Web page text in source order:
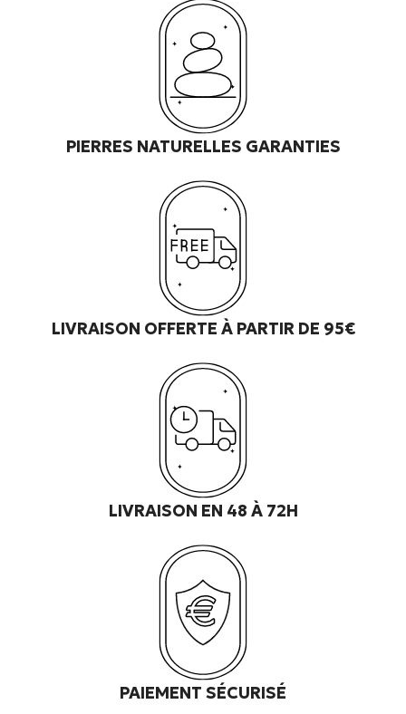
PIERRES NATURELLES GARANTIES
LIVRAISON OFFERTE À PARTIR DE 95€
LIVRAISON EN 48 À 72H
PAIEMENT SÉCURISÉ